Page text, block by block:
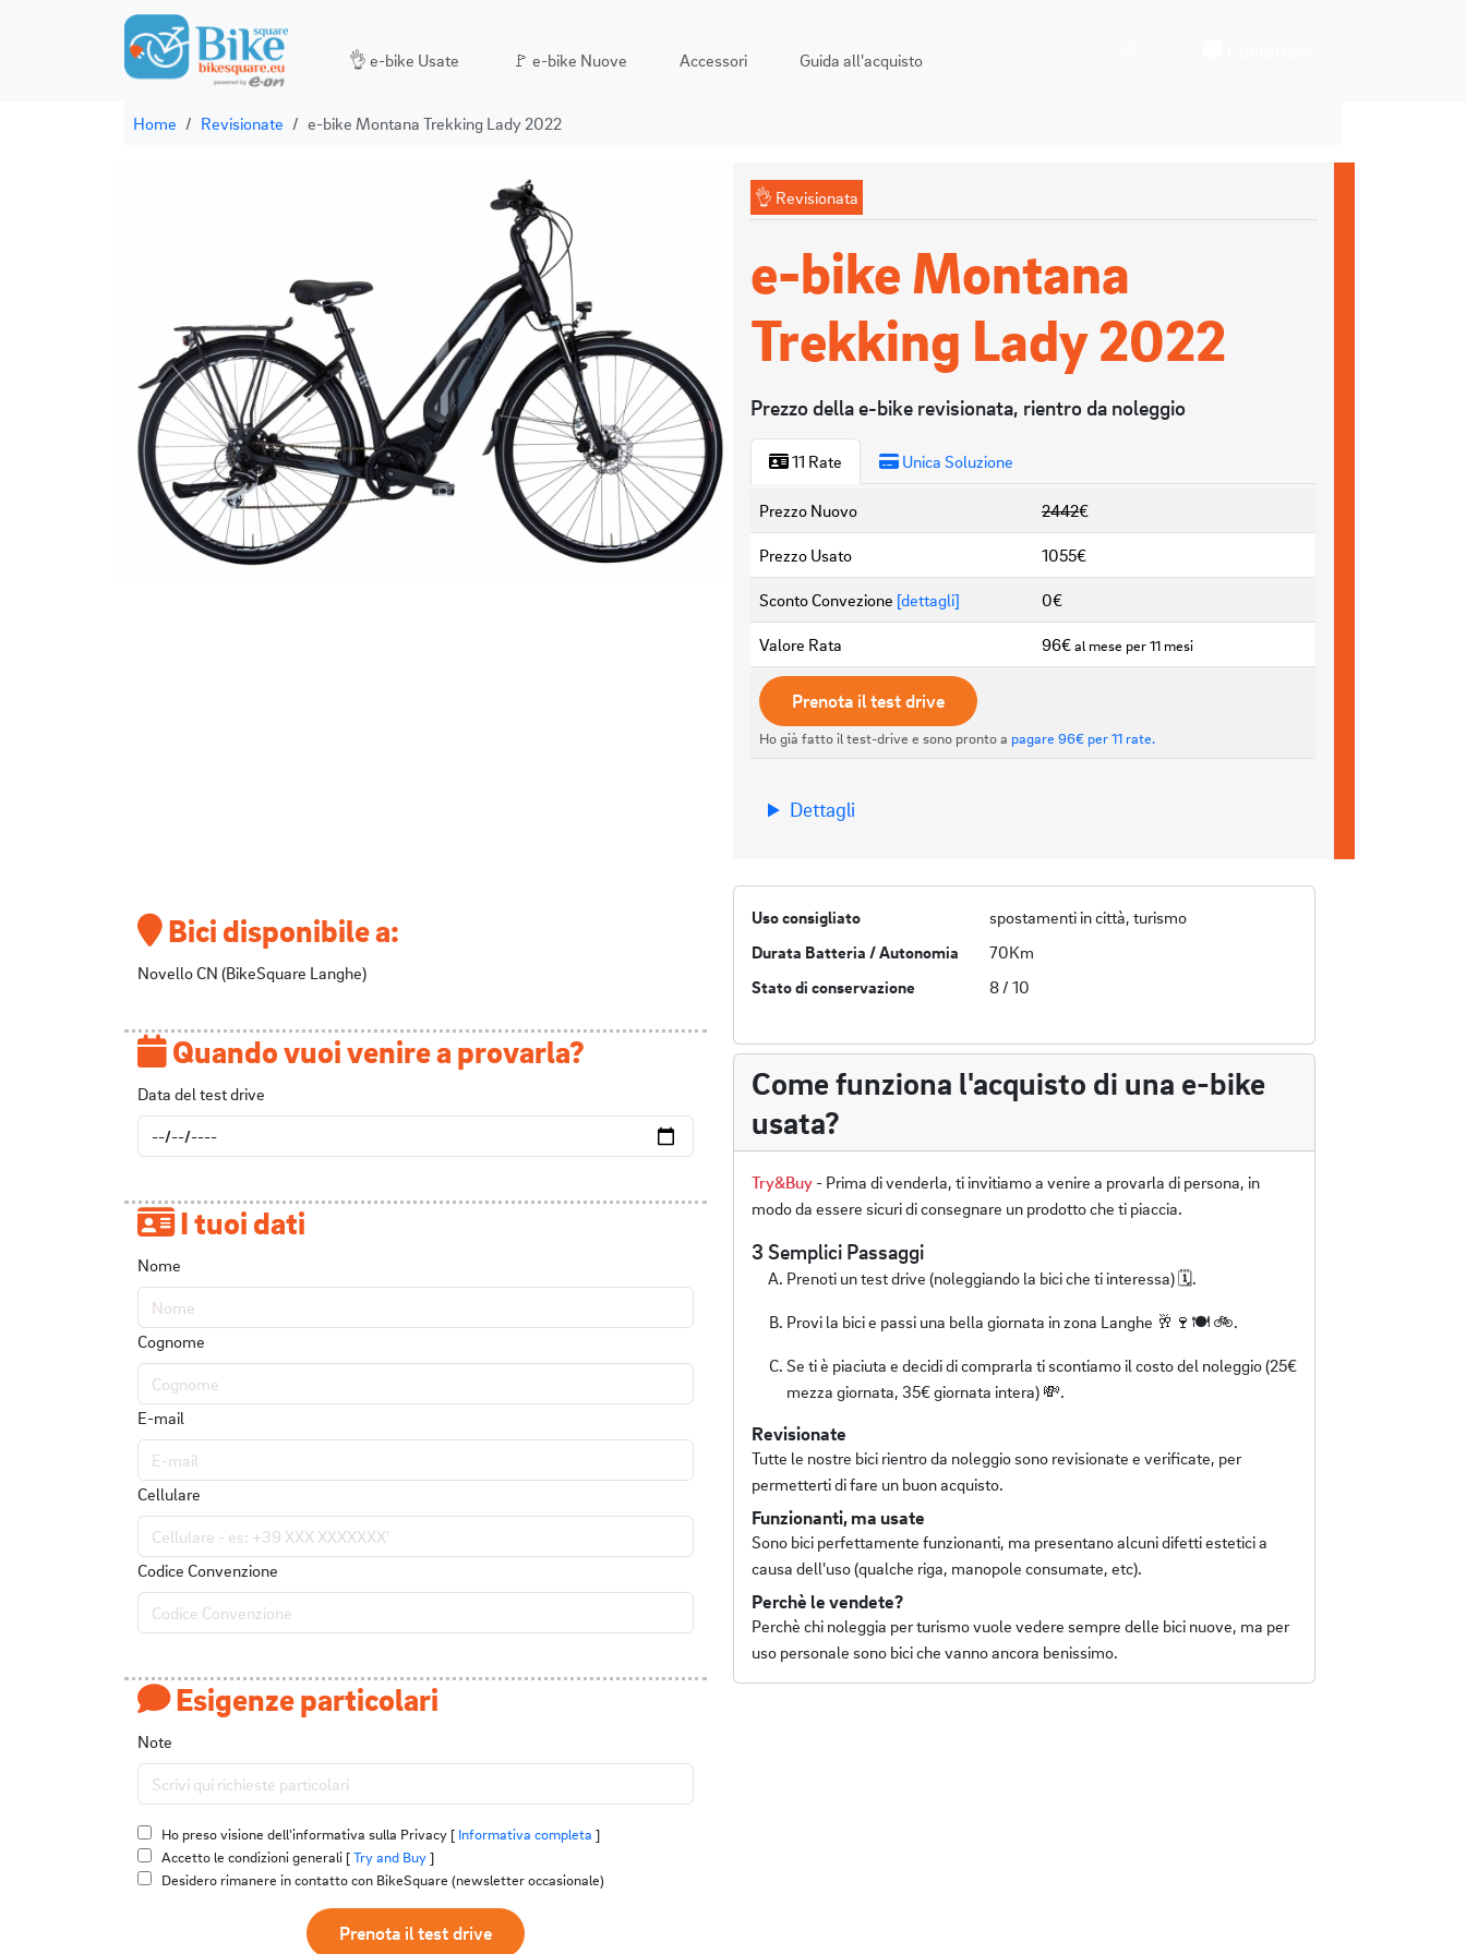
👌 e-bike Usate 🚩 e-bike Nuove Accessori Guida all'acquisto
Home Revisionate e-bike Montana Trekking Lady 2022
👌 Revisionata
e-bike Montana
Trekking Lady 2022
Prezzo della e-bike revisionata, rientro da noleggio
11 Rate Unica Soluzione
Prezzo Nuovo 2442€
Prezzo Usato 1055€
Sconto Convezione [dettagli] 0€
Valore Rata 96€al mese per 11 mesi
Prenota il test drive
Ho già fatto il test-drive e sono pronto a pagare 96€ per 11 rate.
Dettagli
Bici disponibile a:
Novello CN (BikeSquare Langhe)
Quando vuoi venire a provarla?
Data del test drive
I tuoi dati
Nome
Cognome
E-mail
Cellulare
Codice Convenzione
Esigenze particolari
Note
Ho preso visione dell'informativa sulla Privacy [ Informativa completa ]
Accetto le condizioni generali [Try and Buy]
Desidero rimanere in contatto con BikeSquare (newsletter occasionale)
Prenota il test drive
Uso consigliato
spostamenti in città, turismo
Durata Batteria / Autonomia
70Km
Stato di conservazione
8 / 10
Come funziona l'acquisto di una e-bike
usata?
Try&Buy - Prima di venderla, ti invitiamo a venire a provarla di persona, in
modo da essere sicuri di consegnare un prodotto che ti piaccia.
3 Semplici Passaggi
Prenoti un test drive (noleggiando la bici che ti interessa) 🗓️.
Provi la bici e passi una bella giornata in zona Langhe 🥂🍷🍽️ 🚲.
Se ti è piaciuta e decidi di comprarla ti scontiamo il costo del noleggio (25€
mezza giornata, 35€ giornata intera) 💸.
Revisionate
Tutte le nostre bici rientro da noleggio sono revisionate e verificate, per
permetterti di fare un buon acquisto.
Funzionanti, ma usate
Sono bici perfettamente funzionanti, ma presentano alcuni difetti estetici a
causa dell'uso (qualche riga, manopole consumate, etc).
Perchè le vendete?
Perchè chi noleggia per turismo vuole vedere sempre delle bici nuove, ma per
uso personale sono bici che vanno ancora benissimo.